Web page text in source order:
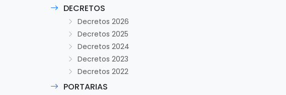
DECRETOS
Decretos 2026
Decretos 2025
Decretos 2024
Decretos 2023
Decretos 2022
PORTARIAS